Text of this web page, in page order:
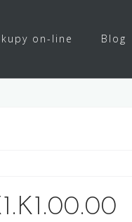
on-line Blog